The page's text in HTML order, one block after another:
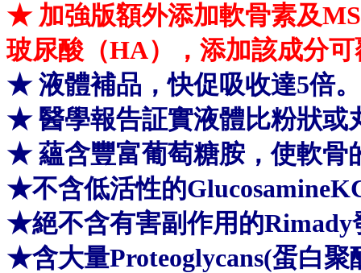
★ 加強版額外添加軟骨素及
玻尿酸（HA），添加該成分
★ 液體補品，快促吸收達5倍。
★醫學報告証實液體比粉狀或
★ 蘊含豐富葡萄糖胺，使軟骨
★不含低活性的
★絕不含有害副作用的
★含大量Proteoglycans(蛋白聚